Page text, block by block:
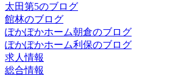
太田第5のブログ
館林のブログ
ぽかぽかホーム朝倉のブログ
ぽかぽかホーム利保のブログ
求人情報
総合情報